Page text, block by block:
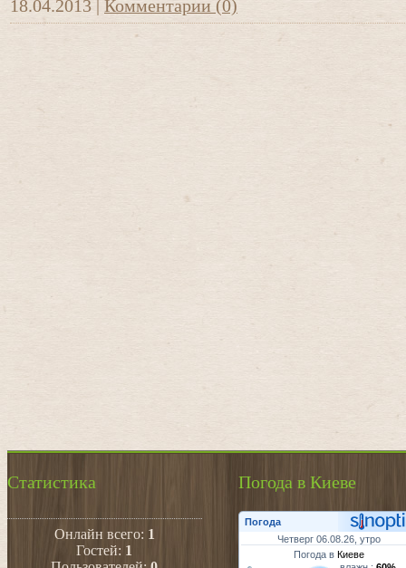
18.04.2013
Комментарии (0)
Статистика
Онлайн всего: 1
Гостей: 1
Погода в Киеве
Погода
Четверг 06.08.26, утро
Погода вКиеве